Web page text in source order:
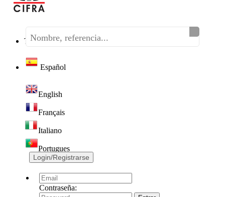
Teléfono:(+34) 968 320 046
Español
English
Français
Italiano
Portugues
Login/Registrarse
Contraseña: